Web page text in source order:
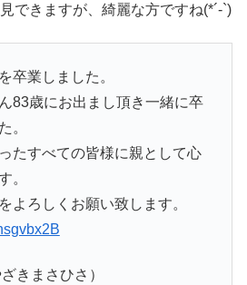
できますが、綺麗な方ですね(*´-`)
卒業しました。
83歳にお出まし頂き一緒に卒
。
たすべての皆様に親として心
。
よろしくお願い致します。
きまさひさ）